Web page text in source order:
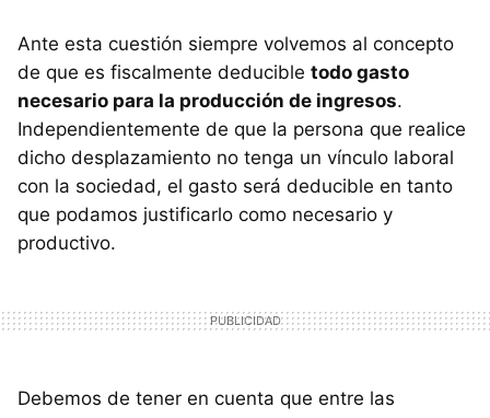
Ante esta cuestión siempre volvemos al concepto
de que es fiscalmente deducible todo gasto
necesario para la producción de ingresos.
Independientemente de que la persona que realice
dicho desplazamiento no tenga un vínculo laboral
con la sociedad, el gasto será deducible en tanto
que podamos justificarlo como necesario y
productivo.
Debemos de tener en cuenta que entre las